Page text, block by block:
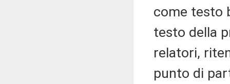
come testo
testo della
relatori,
punto di